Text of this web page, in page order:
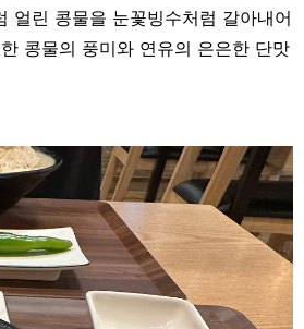
얼린 콩물을 눈꽃빙수처럼 갈아내어
콩물의 풍미와 연유의 은은한 단맛